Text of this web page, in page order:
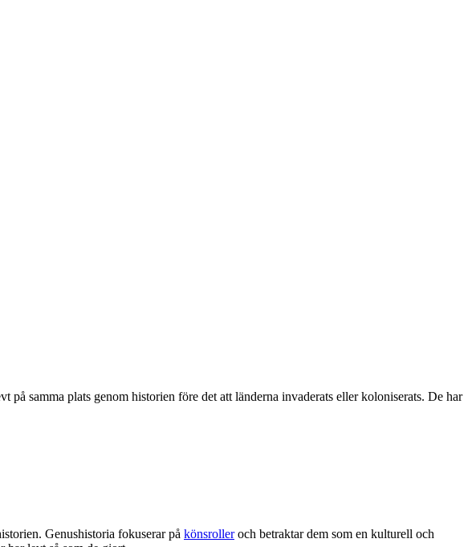
samma plats genom historien före det att länderna invaderats eller koloniserats. De har
Genushistoria fokuserar på könsrolleroch betraktar dem som en kulturell och